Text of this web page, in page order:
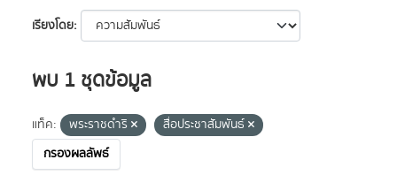
เรียงโดย
พบ 1 ชุดข้อมูล
แท็ค: พระราชดำริ
สื่อประชาสัมพันธ์
กรองผลลัพธ์